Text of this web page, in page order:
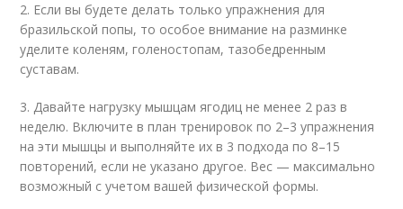
2. Если вы будете делать только упражнения для
бразильской попы, то особое внимание на разминке
уделите коленям, голеностопам, тазобедренным
суставам.
3. Давайте нагрузку мышцам ягодиц не менее 2 раз в
неделю. Включите в план тренировок по 2–3 упражнения
на эти мышцы и выполняйте их в 3 подхода по 8–15
повторений, если не указано другое. Вес — максимально
возможный с учетом вашей физической формы.